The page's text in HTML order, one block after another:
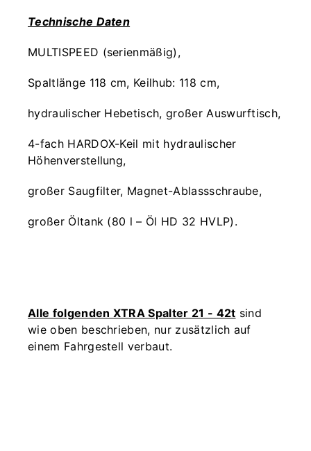
Technische Daten
MULTISPEED (serienmäßig),
Spaltlänge 118 cm, Keilhub: 118 cm,
hydraulischer Hebetisch, großer Auswurftisch,
4-fach HARDOX-Keil mit hydraulischer
Höhenverstellung,
großer Saugfilter, Magnet-Ablassschraube,
großer Öltank (80 l – Öl HD 32 HVLP).
Alle folgenden XTRA Spalter 21 - 42t sind
wie oben beschrieben, nur zusätzlich auf
einem Fahrgestell verbaut.